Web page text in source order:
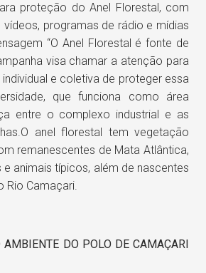
proteção do Anel Florestal, com
programas de rádio e mídias
“O Anel Florestal é fonte de
visa chamar a atenção para
e coletiva de proteger essa
que funciona como área
entre o complexo industrial e as
anel florestal tem vegetação
remanescentes de Mata Atlântica,
e animais típicos, além de nascentes
Rio Camaçari.
DO POLO DE CAMAÇARI